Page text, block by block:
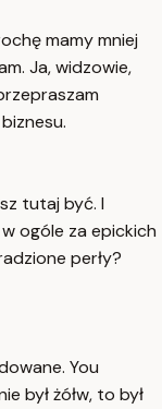
mamy mniej
Ja, widzowie,
tutaj być. I
ogóle za epickich
perły?
You
był żółw, to był